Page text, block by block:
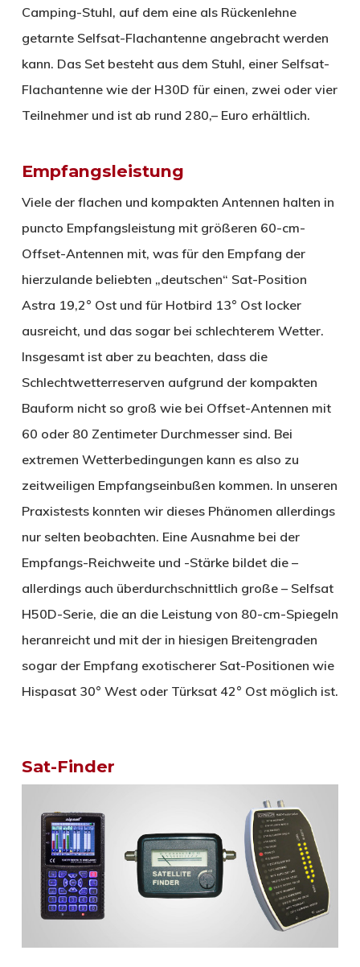
Camping-Stuhl, auf dem eine als Rückenlehne
getarnte Selfsat-Flachantenne angebracht werden
kann. Das Set besteht aus dem Stuhl, einer Selfsat-
Flachantenne wie der H30D für einen, zwei oder vier
Teilnehmer und ist ab rund 280,– Euro erhältlich.
Empfangsleistung
Viele der flachen und kompakten Antennen halten in
puncto Empfangsleistung mit größeren 60-cm-
Offset-Antennen mit, was für den Empfang der
hierzulande beliebten „deutschen“ Sat-Position
Astra 19,2° Ost und für Hotbird 13° Ost locker
ausreicht, und das sogar bei schlechterem Wetter.
Insgesamt ist aber zu beachten, dass die
Schlechtwetterreserven aufgrund der kompakten
Bauform nicht so groß wie bei Offset-Antennen mit
60 oder 80 Zentimeter Durchmesser sind. Bei
extremen Wetterbedingungen kann es also zu
zeitweiligen Empfangseinbußen kommen. In unseren
Praxistests konnten wir dieses Phänomen allerdings
nur selten beobachten. Eine Ausnahme bei der
Empfangs-Reichweite und -Stärke bildet die –
allerdings auch überdurchschnittlich große – Selfsat
H50D-Serie, die an die Leistung von 80-cm-Spiegeln
heranreicht und mit der in hiesigen Breitengraden
sogar der Empfang exotischerer Sat-Positionen wie
Hispasat 30° West oder Türksat 42° Ost möglich ist.
Sat-Finder